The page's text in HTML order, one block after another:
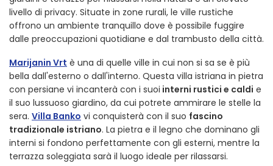
livello di privacy. Situate in zone rurali, le ville rustiche
offrono un ambiente tranquillo dove è possibile fuggire
dalle preoccupazioni quotidiane e dal trambusto della città.
Marijanin Vrt è una di quelle ville in cui non si sa se è più
bella dall'esterno o dall'interno. Questa villa istriana in pietra
con persiane vi incanterà con i suoi interni rustici e caldi e
il suo lussuoso giardino, da cui potrete ammirare le stelle la
sera. Villa Banko vi conquisterà con il suo fascino
tradizionale istriano. La pietra e il legno che dominano gli
interni si fondono perfettamente con gli esterni, mentre la
terrazza soleggiata sarà il luogo ideale per rilassarsi.